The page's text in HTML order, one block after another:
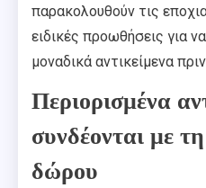
παρακολουθούν τις
ειδικές προωθήσεις για
μοναδικά αντικείμενα
Περιορισμένα
συνδέονται με
δώρου